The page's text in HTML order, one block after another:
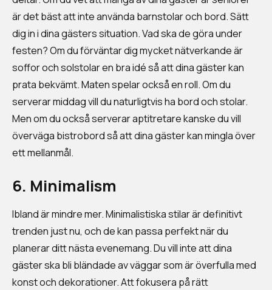
är det bäst att inte använda barnstolar och bord. Sätt
dig in i dina gästers situation. Vad ska de göra under
festen? Om du förväntar dig mycket nätverkande är
soffor och solstolar en bra idé så att dina gäster kan
prata bekvämt. Maten spelar också en roll. Om du
serverar middag vill du naturligtvis ha bord och stolar.
Men om du också serverar aptitretare kanske du vill
överväga bistrobord så att dina gäster kan mingla över
ett mellanmål.
6. Minimalism
Ibland är mindre mer. Minimalistiska stilar är definitivt
trenden just nu, och de kan passa perfekt när du
planerar ditt nästa evenemang. Du vill inte att dina
gäster ska bli bländade av väggar som är överfulla med
konst och dekorationer. Att fokusera på rätt